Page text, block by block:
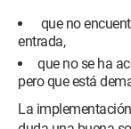
que no
entrada,
que no se ha
pero que está
La